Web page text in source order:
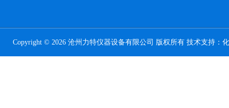
Copyright © 2026 沧州力特仪器设备有限公司 版权所有 技术支持：